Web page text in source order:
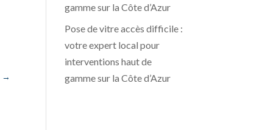
→
gamme sur la Côte d’Azur
Pose de vitre accès difficile :
votre expert local pour
interventions haut de
gamme sur la Côte d’Azur